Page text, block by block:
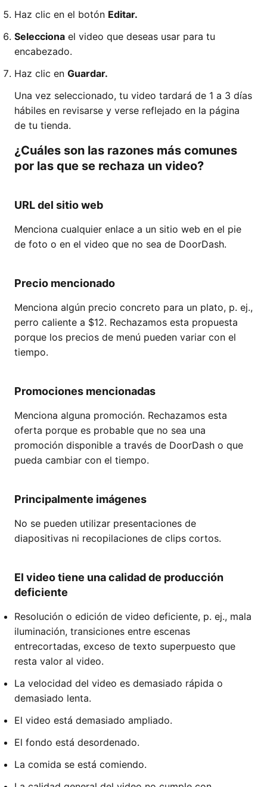
Haz clic en el botón Editar.
Selecciona el video que deseas usar para tu
encabezado.
Haz clic en Guardar.
Una vez seleccionado, tu video tardará de 1 a 3 días
hábiles en revisarse y verse reflejado en la página
de tu tienda.
¿Cuáles son las razones más comunes
por las que se rechaza un video?
URL del sitio web
Menciona cualquier enlace a un sitio web en el pie
de foto o en el video que no sea de DoorDash.
Precio mencionado
Menciona algún precio concreto para un plato, p. ej.,
perro caliente a $12. Rechazamos esta propuesta
porque los precios de menú pueden variar con el
tiempo.
Promociones mencionadas
Menciona alguna promoción. Rechazamos esta
oferta porque es probable que no sea una
promoción disponible a través de DoorDash o que
pueda cambiar con el tiempo.
Principalmente imágenes
No se pueden utilizar presentaciones de
diapositivas ni recopilaciones de clips cortos.
El video tiene una calidad de producción
deficiente
Resolución o edición de video deficiente, p. ej., mala
iluminación, transiciones entre escenas
entrecortadas, exceso de texto superpuesto que
resta valor al video.
La velocidad del video es demasiado rápida o
demasiado lenta.
El video está demasiado ampliado.
El fondo está desordenado.
La comida se está comiendo.